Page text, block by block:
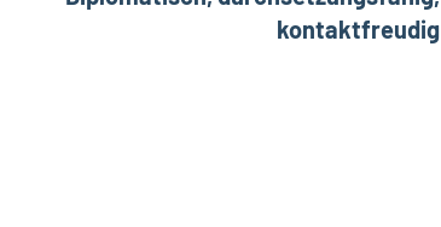
kontaktfreudig